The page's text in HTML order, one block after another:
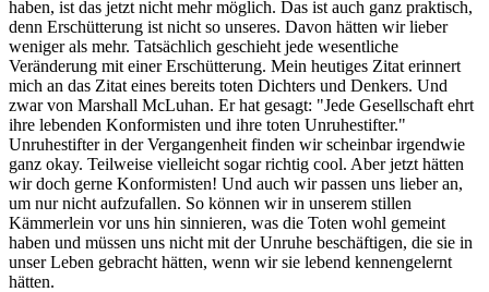
haben, ist das jetzt nicht mehr möglich. Das ist auch ganz praktisch,
denn Erschütterung ist nicht so unseres. Davon hätten wir lieber
weniger als mehr. Tatsächlich geschieht jede wesentliche
Veränderung mit einer Erschütterung. Mein heutiges Zitat erinnert
mich an das Zitat eines bereits toten Dichters und Denkers. Und
zwar von Marshall McLuhan. Er hat gesagt: "Jede Gesellschaft ehrt
ihre lebenden Konformisten und ihre toten Unruhestifter."
Unruhestifter in der Vergangenheit finden wir scheinbar irgendwie
ganz okay. Teilweise vielleicht sogar richtig cool. Aber jetzt hätten
wir doch gerne Konformisten! Und auch wir passen uns lieber an,
um nur nicht aufzufallen. So können wir in unserem stillen
Kämmerlein vor uns hin sinnieren, was die Toten wohl gemeint
haben und müssen uns nicht mit der Unruhe beschäftigen, die sie in
unser Leben gebracht hätten, wenn wir sie lebend kennengelernt
hätten.